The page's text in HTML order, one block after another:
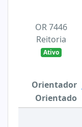
OR 7446
Reitoria
Ativo
Orientador
Orientado